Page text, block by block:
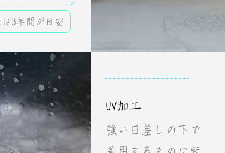
は3年間が目安
UV加工
強い日差しの下で